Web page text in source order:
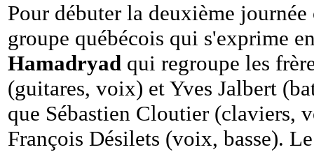
Pour débuter la deuxième
groupe québécois qui s'exprime
Hamadryad qui regroupe les
(guitares, voix) et Yves Jalbert
que Sébastien Cloutier (claviers,
François Désilets (voix, basse).